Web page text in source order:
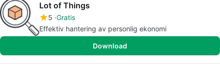
Lot of Things
5 Gratis
Effektiv hantering av personlig ekonomi
Download